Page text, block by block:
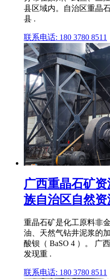
县区域内。自治区重晶
县 .
联系电话: 180 3780 8511
广西重晶石矿
族自治区自然资
重晶石矿是化工原料非
油、天然气钻井泥浆的
酸钡（ BaSO 4 ）。 广
发现重 .
联系电话: 180 3780 8511